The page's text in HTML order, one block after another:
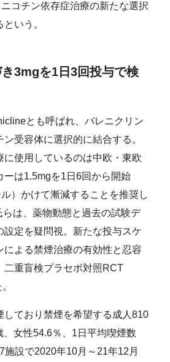
コチン依存症治療の新たな選択
いう。
3mgを1日3回投与で検
とも呼ばれ、バレニクリン
ン受容体に選択的に結合する。
に使用しているのは中欧・東欧
ーは1.5mgを1日6回から開始
）かけて漸減することを推奨し
は、薬物動態と過去の試験デ
設定を疑問視。新たな投与スケ
による禁煙治療の有効性と忍容
二重盲検プラセボ対照RCT
ており禁煙を希望する成人810
女性54.6％、1日平均喫煙数
施設で2020年10月～21年12月